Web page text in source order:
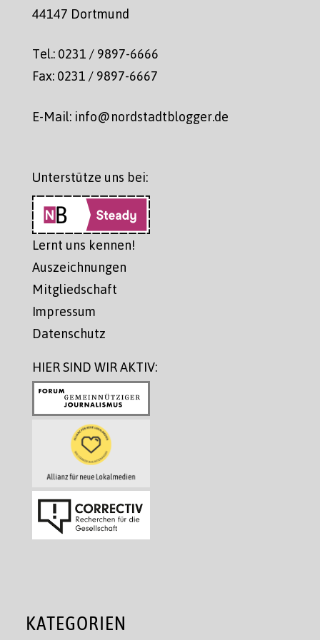
44147 Dortmund
Tel.: 0231 / 9897-6666
Fax: 0231 / 9897-6667
E-Mail: info@nordstadtblogger.de
Unterstütze uns bei:
Lernt uns kennen!
Auszeichnungen
Mitgliedschaft
Impressum
Datenschutz
HIER SIND WIR AKTIV:
KATEGORIEN